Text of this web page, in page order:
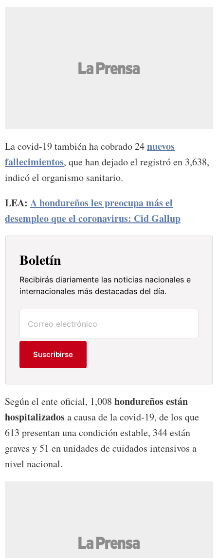
La covid-19 también ha cobrado 24nuevos
fallecimientos, que han dejado el registró en 3,638,
indicó el organismo sanitario.
LEA: A hondureños les preocupa más el
desempleo que el coronavirus: Cid Gallup
Boletín
Recibirás diariamente las noticias nacionales e
internacionales más destacadas del día.
Suscribirse
Según el ente oficial, 1,008 hondureños están
hospitalizadosa causa de la covid-19, de los que
613 presentan una condición estable, 344 están
graves y 51 en unidades de cuidados intensivos a
nivel nacional.